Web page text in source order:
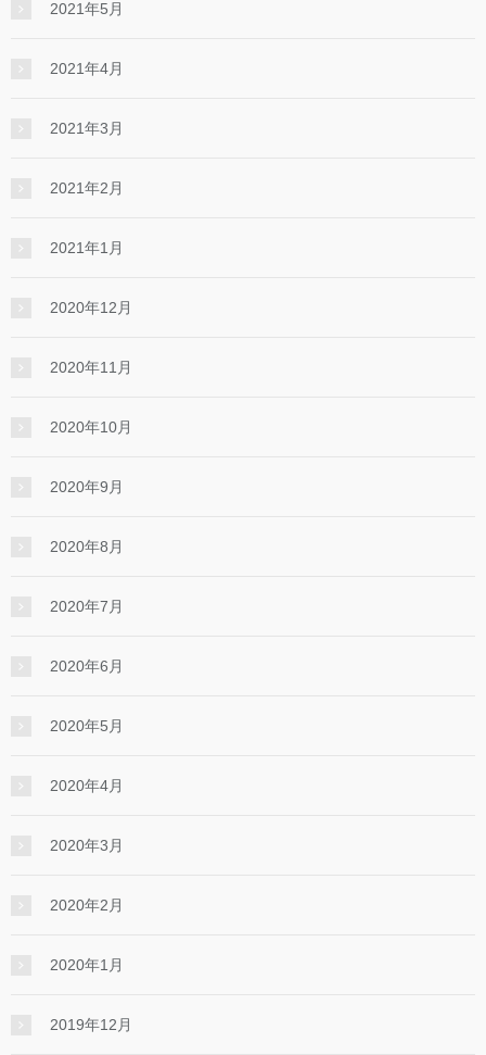
2021年5月
2021年4月
2021年3月
2021年2月
2021年1月
2020年12月
2020年11月
2020年10月
2020年9月
2020年8月
2020年7月
2020年6月
2020年5月
2020年4月
2020年3月
2020年2月
2020年1月
2019年12月